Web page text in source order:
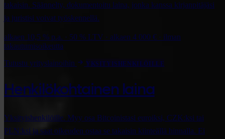
takaisin. Säännelty, dokumentoitu laina, jonka kanssa kirjanpitäjäsi
ja juristisi voivat työskennellä.
alkaen 10,5 % p.a. · 50 % LTV · alkaen 4 000 € · ilman
takautumisoikeutta
Tutustu yrityslainoihin
YKSITYISHENKILÖILLE
Henkilökohtainen laina
Yksityishenkilöille. Myy osa Bitcoinistasi euroiksi, CZK:ksi tai
PLN:ksi ja saat oikeuden ostaa se takaisin kiinteällä hinnalla. Ei